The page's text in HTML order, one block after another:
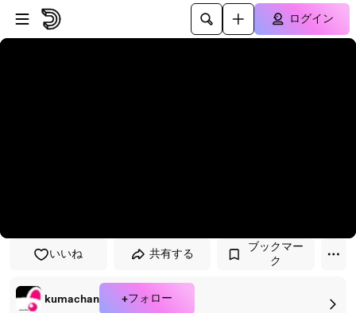
プレイヤーにスキップ
メインコンテンツにスキップ
ログイン
いいね 共有する
ブックマー
ク
kumachan +フォロー